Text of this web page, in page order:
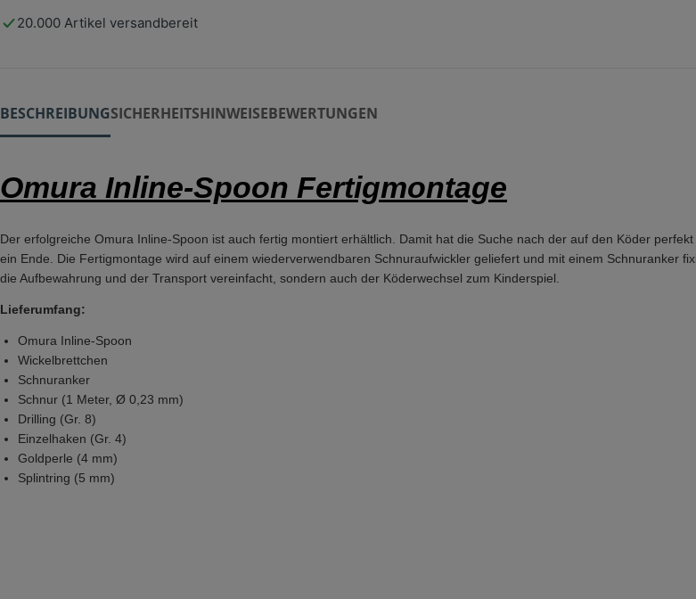
20.000 Artikel versandbereit
BESCHREIBUNGSICHERHEITSHINWEISEBEWERTUNGEN
Omura Inline-Spoon Fertigmontage
Der erfolgreiche Omura Inline-Spoon ist auch fertig montiert erhältlich. Damit hat die Suche nach der auf den Köder
ein Ende. Die Fertigmontage wird auf einem wiederverwendbaren Schnuraufwickler geliefert und mit einem Schnuranker
die Aufbewahrung und der Transport vereinfacht, sondern auch der Köderwechsel zum Kinderspiel.
Lieferumfang:
Omura Inline-Spoon
Wickelbrettchen
Schnuranker
Schnur (1 Meter, Ø 0,23 mm)
Drilling (Gr. 8)
Einzelhaken (Gr. 4)
Goldperle (4 mm)
Splintring (5 mm)